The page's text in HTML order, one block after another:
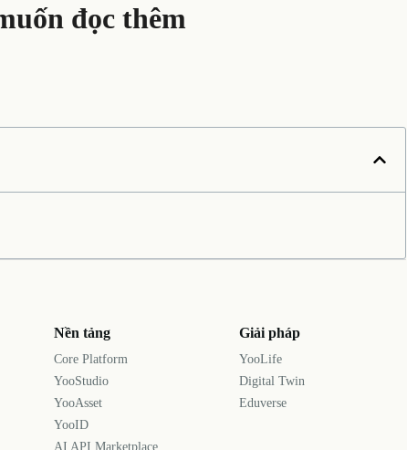
đọc thêm
Nền tảng
Core Platform
YooStudio
YooAsset
YooID
AI API Marketplace
Giải pháp
YooLife
Digital Twin
Eduverse